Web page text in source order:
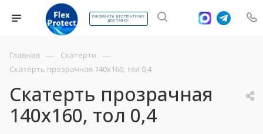
ОФОРМИТЬ БЕСПЛАТНУЮ
ДОСТАВКУ
Главная — Скатерти —
Скатерть прозрачная 140х160, тол 0,4
Скатерть прозрачная
140х160, тол 0,4